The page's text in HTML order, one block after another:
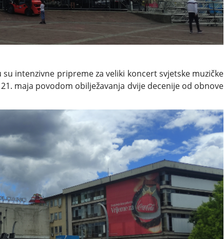
intenzivne pripreme za veliki koncert svjetske muzičke
maja povodom obilježavanja dvije decenije od obnove